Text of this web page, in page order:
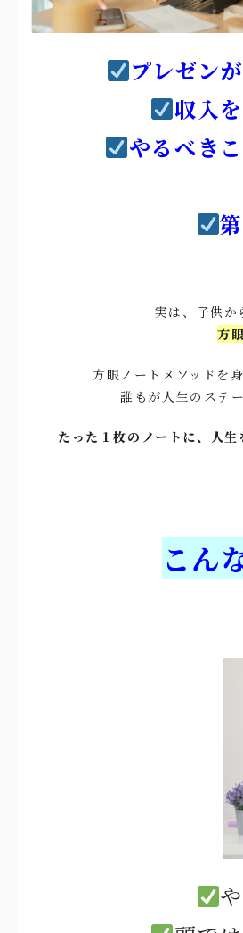
プレゼン
収入
やるべき
実は、子供か
方
方眼ノートメソッドを
誰もが人生のステ
たった１枚のノートに、人
こん